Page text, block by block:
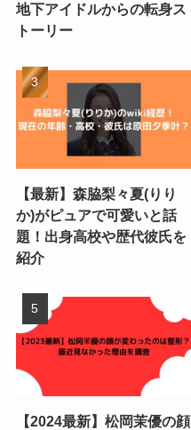
地下アイドルからの転身ス
トーリー
【最新】森脇梨々夏(りり
か)がピュアで可愛いと話
題！出身高校や歴代彼氏を
紹介
【2024最新】松岡茉優の顔